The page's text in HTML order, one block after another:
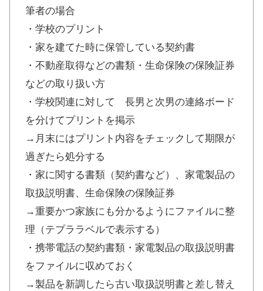
筆者の場合
・学校のプリント
・家を建てた時に保管している契約書
・不動産取得などの書類・生命保険の保険証券
などの取り扱い方
・学校関連に対して 長男と次男の連絡ボード
を分けてプリントを掲示
→月末にはプリント内容をチェックして期限が
過ぎたら処分する
・家に関する書類（契約書など）、家電製品の
取扱説明書、生命保険の保険証券
→重要かつ家族にも分かるようにファイルに整
理（テプララベルで表示する）
・携帯電話の契約書類・家電製品の取扱説明書
をファイルに収めておく
→製品を新調したら古い取扱説明書と差し替え